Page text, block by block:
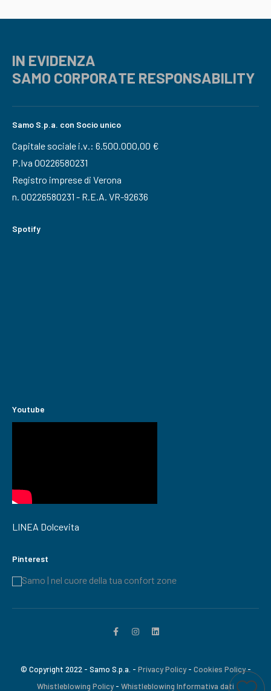
IN EVIDENZA
SAMO CORPORATE RESPONSABILITY
Samo S.p.a. con Socio unico
Capitale sociale i.v.: 6.500.000,00 €
P.Iva 00226580231
Registro imprese di Verona
n. 00226580231 - R.E.A. VR-92636
Spotify
Youtube
LINEA Dolcevita
Pinterest
Samo | nel cuore della tua confort zone
© Copyright 2022 - Samo S.p.a. - Privacy Policy- Cookies Policy-
Whistleblowing Policy- Whistleblowing Informativa dati